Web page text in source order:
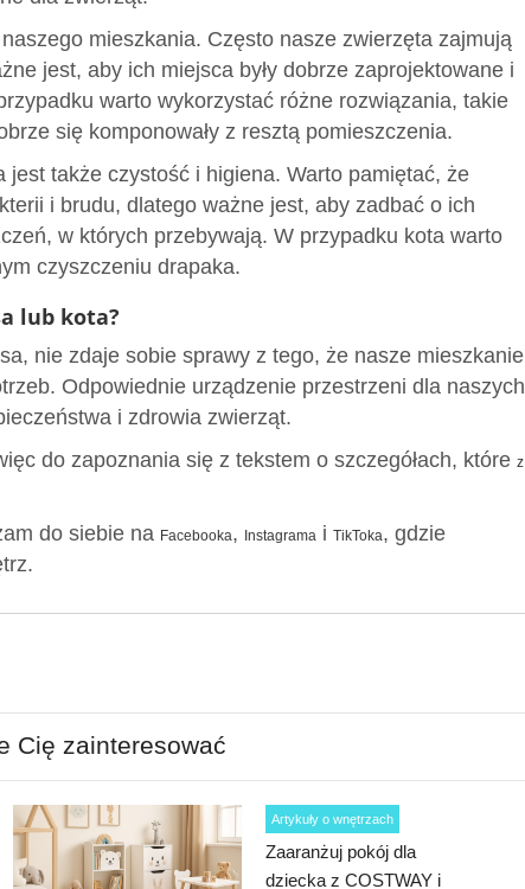
mieszkania. Często nasze zwierzęta zajmują
jest, aby ich miejsca były dobrze zaprojektowane i
warto wykorzystać różne rozwiązania, takie
się komponowały z resztą pomieszczenia.
także czystość i higiena. Warto pamiętać, że
i brudu, dlatego ważne jest, aby zadbać o ich
w których przebywają. W przypadku kota warto
czyszczeniu drapaka.
lub kota?
nie zdaje sobie sprawy z tego, że nasze mieszkanie
Odpowiednie urządzenie przestrzeni dla naszych
i zdrowia zwierząt.
do zapoznania się z tekstem o szczegółach, które z
do siebie na Facebooka, Instagrama i TikToka, gdzie
Cię zainteresować
Artykuły o wnętrzach
Zaaranżuj pokój dla
dziecka z COSTWAY i